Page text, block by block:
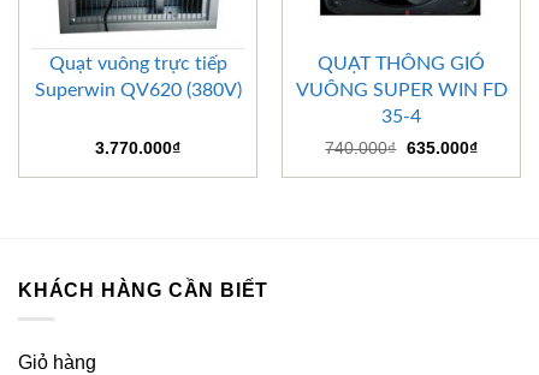
Quạt vuông trực tiếp
Superwin QV620 (380V)
3.770.000₫
QUẠT THÔNG GIÓ
VUÔNG SUPER WIN FD
35-4
740.000₫ Giá
là:
635.000₫Giá
tại
KHÁCH HÀNG CẦN BIẾT
Giỏ hàng